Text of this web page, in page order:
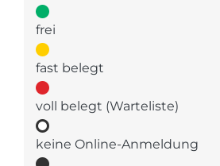
frei
fast belegt
voll belegt (Warteliste)
keine Online-Anmeldung